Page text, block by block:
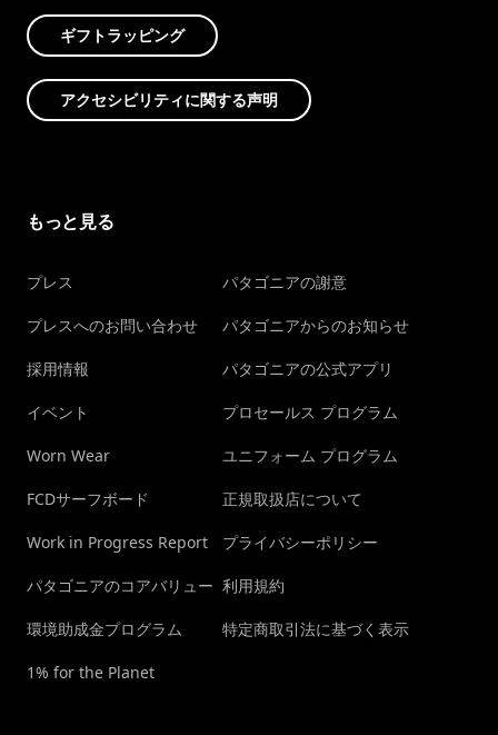
ギフトラッピング
アクセシビリティに関する声明
もっと見る
プレス
プレスへのお問い合わせ
採用情報
イベント
Worn Wear
FCDサーフボード
Work in Progress Report
パタゴニアのコアバリュー
環境助成金プログラム
1% for the Planet
パタゴニアの謝意
パタゴニアからのお知らせ
パタゴニアの公式アプリ
プロセールス プログラム
ユニフォーム プログラム
正規取扱店について
プライバシーポリシー
利用規約
特定商取引法に基づく表示